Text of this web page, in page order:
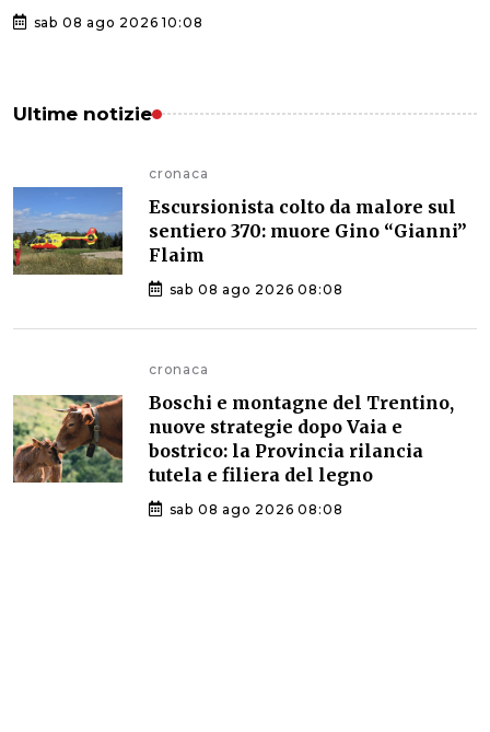
sab 08 ago 2026 10:08
Ultime notizie
cronaca
Escursionista colto da malore sul
sentiero 370: muore Gino “Gianni”
Flaim
sab 08 ago 2026 08:08
cronaca
Boschi e montagne del Trentino,
nuove strategie dopo Vaia e
bostrico: la Provincia rilancia
tutela e filiera del legno
sab 08 ago 2026 08:08